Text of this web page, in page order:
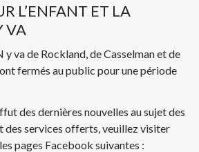
L’ENFANT ET LA
VA
y va de Rockland, de Casselman et de
fermés au public pour une période
des dernières nouvelles au sujet des
des services offerts, veuillez visiter
pages Facebook suivantes :